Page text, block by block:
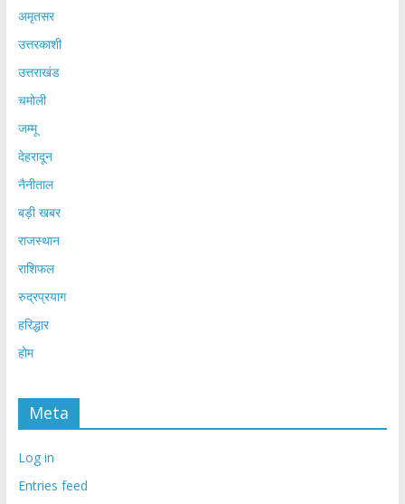
अमृतसर
उत्तरकाशी
उत्तराखंड
चमोली
जम्मू
देहरादून
नैनीताल
बड़ी खबर
राजस्थान
राशिफल
रुद्रप्रयाग
हरिद्धार
होम
Meta
Log in
Entries feed